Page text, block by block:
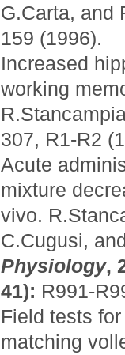
G.Carta, and
159 (1996).
Increased
working
307, R1-R2
Acute
mixture
vivo.
C.Cugusi,
Physiology,
41): R991-
Field tests
matching